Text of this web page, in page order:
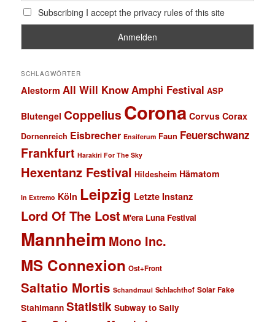
Subscribing I accept the privacy rules of this site
SCHLAGWÖRTER
Alestorm All Will KnowAmphi Festival ASP
Blutengel Coppelius Corona Corvus Corax
Dornenreich Eisbrecher Ensiferum Faun Feuerschwanz
Frankfurt Harakiri For The Sky
Hexentanz Festival Hildesheim Hämatom
In Extremo Köln Leipzig Letzte Instanz
Lord Of The Lost M'era Luna Festival
Mannheim Mono Inc.
MS Connexion Ost+Front
Saltatio Mortis Schandmaul Schlachthof Solar Fake
Stahlmann Statistik Subway to Sally